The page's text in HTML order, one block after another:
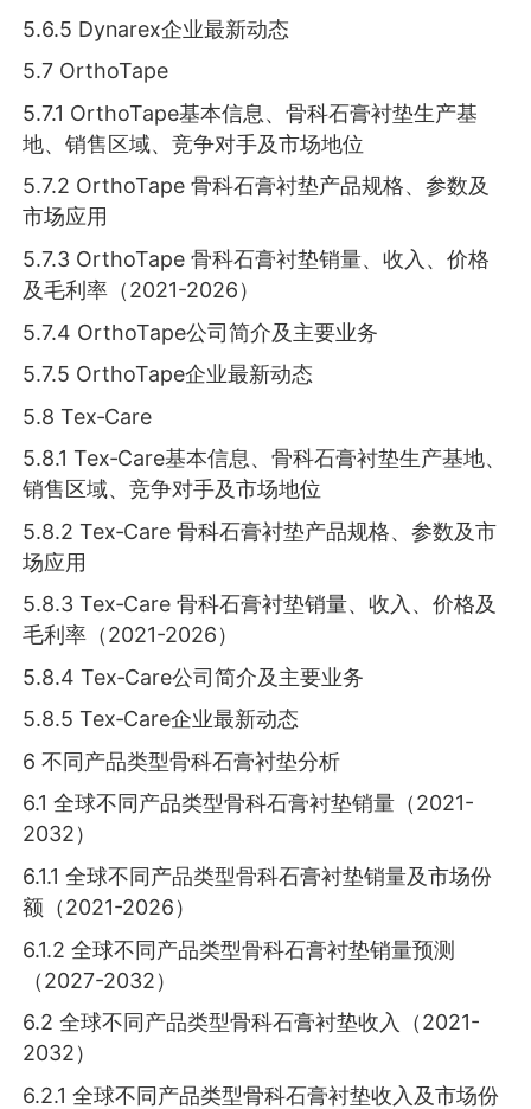
5.6.5 Dynarex企业最新动态
5.7 OrthoTape
5.7.1 OrthoTape基本信息、骨科石膏衬垫生产基
地、销售区域、竞争对手及市场地位
5.7.2 OrthoTape 骨科石膏衬垫产品规格、参数及
市场应用
5.7.3 OrthoTape 骨科石膏衬垫销量、收入、价格
及毛利率（2021-2026）
5.7.4 OrthoTape公司简介及主要业务
5.7.5 OrthoTape企业最新动态
5.8 Tex‑Care
5.8.1 Tex‑Care基本信息、骨科石膏衬垫生产基地、
销售区域、竞争对手及市场地位
5.8.2 Tex‑Care 骨科石膏衬垫产品规格、参数及市
场应用
5.8.3 Tex‑Care 骨科石膏衬垫销量、收入、价格及
毛利率（2021-2026）
5.8.4 Tex‑Care公司简介及主要业务
5.8.5 Tex‑Care企业最新动态
6 不同产品类型骨科石膏衬垫分析
6.1 全球不同产品类型骨科石膏衬垫销量（2021-
2032）
6.1.1 全球不同产品类型骨科石膏衬垫销量及市场份
额（2021-2026）
6.1.2 全球不同产品类型骨科石膏衬垫销量预测
（2027-2032）
6.2 全球不同产品类型骨科石膏衬垫收入（2021-
2032）
6.2.1 全球不同产品类型骨科石膏衬垫收入及市场份